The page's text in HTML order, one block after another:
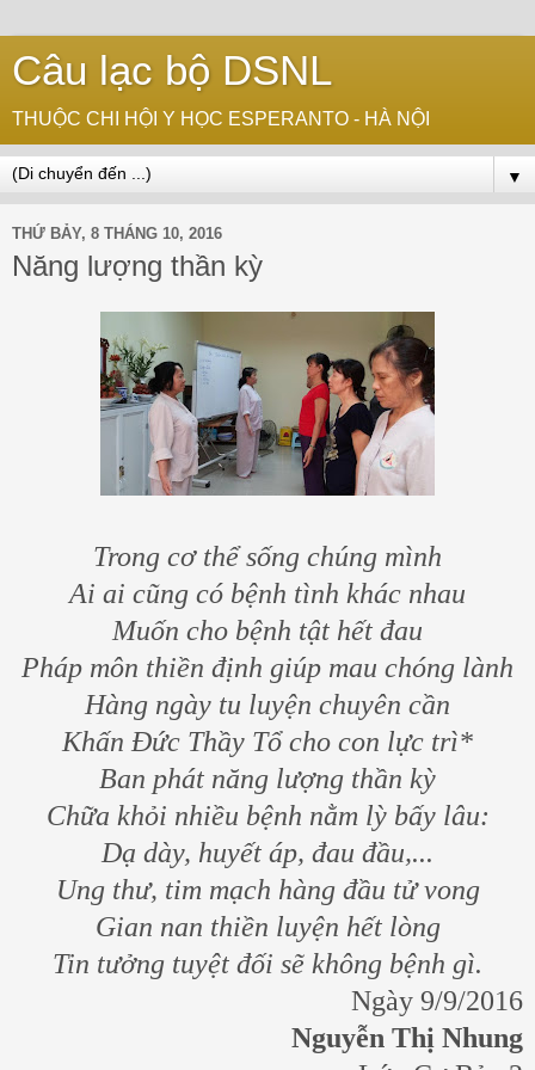
Câu lạc bộ DSNL
THUỘC CHI HỘI Y HỌC ESPERANTO - HÀ NỘI
▼
THỨ BẢY, 8 THÁNG 10, 2016
Năng lượng thần kỳ
Trong cơ thể sống chúng mình
Ai ai cũng có bệnh tình khác nhau
Muốn cho bệnh tật hết đau
Pháp môn thiền định giúp mau chóng lành
Hàng ngày tu luyện chuyên cần
Khấn Đức Thầy Tổ cho con lực trì*
Ban phát năng lượng thần kỳ
Chữa khỏi nhiều bệnh nằm lỳ bấy lâu:
Dạ dày, huyết áp, đau đầu,...
Ung thư, tim mạch hàng đầu tử vong
Gian nan thiền luyện hết lòng
Tin tưởng tuyệt đối sẽ không bệnh gì.
Ngày 9/9/2016
Nguyễn Thị Nhung